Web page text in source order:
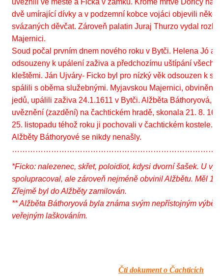
uvěznili ve městě a Ficka v zámku. Kromě mrtvé Doricy
dvě umírající dívky a v podzemní kobce vojáci objevili
svázaných děvčat. Zároveň palatin Juraj Thurzo vydal
Majernici.
Soud počal prvním dnem nového roku v Bytči. Helena Jó a
odsouzeny k upálení zaživa a předchozímu uštípání všech
kleštěmi. Ján Ujváry- Ficko byl pro nízký věk odsouzen k
spálili s oběma služebnými. Myjavskou Majernici,
jedů, upálili zaživa 24.1.1611 v Bytči. Alžběta Báthoryová,
uvěznění (zazdění) na čachtickém hradě, skonala 21. 8.
25. listopadu téhož roku ji pochovali v čachtickém kostele.
Alžběty Báthoryové se nikdy nenašly.
*Ficko: nalezenec, skřet, poloidiot, kdysi dvorní šašek. U
spolupracoval, ale zároveň nejméně obvinil Alžbětu. Měl
Zřejmě byl do Alžběty zamilován.
** Alžběta Báthoryová byla známa svým nepřístojným
veřejným laškováním.
Čti dokument o Čachticích